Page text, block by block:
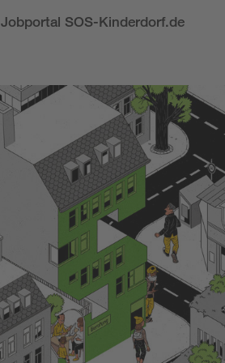
Jobportal SOS-Kinderdorf.de